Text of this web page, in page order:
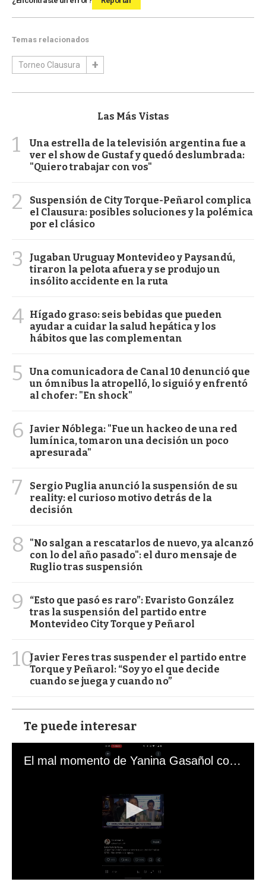
Temas relacionados
Torneo Clausura
Las Más Vistas
1
Una estrella de la televisión argentina fue a
ver el show de Gustaf y quedó deslumbrada:
"Quiero trabajar con vos"
2
Suspensión de City Torque-Peñarol complica
el Clausura: posibles soluciones y la polémica
por el clásico
3
Jugaban Uruguay Montevideo y Paysandú,
tiraron la pelota afuera y se produjo un
insólito accidente en la ruta
4 Hígado graso: seis bebidas que pueden
ayudar a cuidar la salud hepática y los
hábitos que las complementan
5
Una comunicadora de Canal 10 denunció que
un ómnibus la atropelló, lo siguió y enfrentó
al chofer: "En shock"
6
Javier Nóblega: "Fue un hackeo de una red
lumínica, tomaron una decisión un poco
apresurada"
7
Sergio Puglia anunció la suspensión de su
reality: el curioso motivo detrás de la
decisión
8
"No salgan a rescatarlos de nuevo, ya alcanzó
con lo del año pasado": el duro mensaje de
Ruglio tras suspensión
9
“Esto que pasó es raro”: Evaristo González
tras la suspensión del partido entre
Montevideo City Torque y Peñarol
10Javier Feres tras suspender el partido entre
Torque y Peñarol: “Soy yo el que decide
cuando se juega y cuando no”
Te puede interesar
El mal momento de Yanina Gasañol con un hincha argentino en "Subrayado"